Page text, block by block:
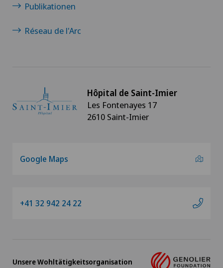
Publikationen
Réseau de l'Arc
Hôpital de Saint-Imier
Les Fontenayes 17
2610 Saint-Imier
Google Maps
+41 32 942 24 22
Unsere Wohltätigkeitsorganisation